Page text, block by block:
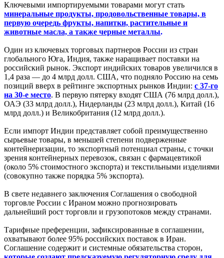
Ключевыми импортируемыми товарами могут стать
минеральные продукты, продовольственные товары, в
первую очередь фрукты, напитки, растительные и
животные масла, а также черные металлы.
Один из ключевых торговых партнеров России из стран
глобального Юга, Индия, также наращивает поставки на
российский рынок. Экспорт индийских товаров увеличился в
1,4 раза — до 4 млрд долл. США, что подняло Россию на семь
позиций вверх в рейтинге экспортных рынков Индии: с 37-го
на 30-е место. В первую пятерку входят США (76 млрд долл.),
ОАЭ (33 млрд долл.), Нидерланды (23 млрд долл.), Китай (16
млрд долл.) и Великобритания (12 млрд долл.).
Если импорт Индии представляет собой преимущественно
сырьевые товары, в меньшей степени подверженные
контейнеризации, то экспортный потенциал страны, с точки
зрения контейнерных перевозок, связан с фармацевтикой
(около 5% стоимостного экспорта) и текстильными изделиями
(совокупно также порядка 5% экспорта).
В свете недавнего заключения Соглашения о свободной
торговле России с Ираном можно прогнозировать
дальнейший рост торговли и грузопотоков между странами.
Тарифные преференции, зафиксированные в соглашении,
охватывают более 95% российских поставок в Иран.
Соглашение содержит и системные обязательства сторон,